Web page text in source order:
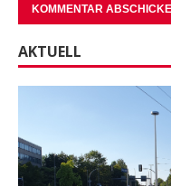
AKTUELL